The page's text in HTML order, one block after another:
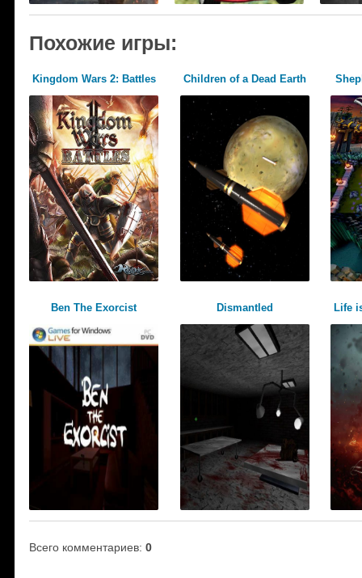
Похожие игры:
Kingdom Wars 2: Battles Children of a Dead Earth
Ben The Exorcist Dismantled Life
Всего комментариев: 0